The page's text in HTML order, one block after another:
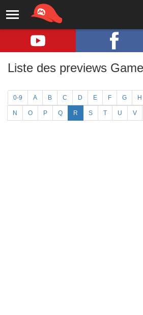
Liste des previews
0-9 A B C D E F G H
N O P Q R S T U V